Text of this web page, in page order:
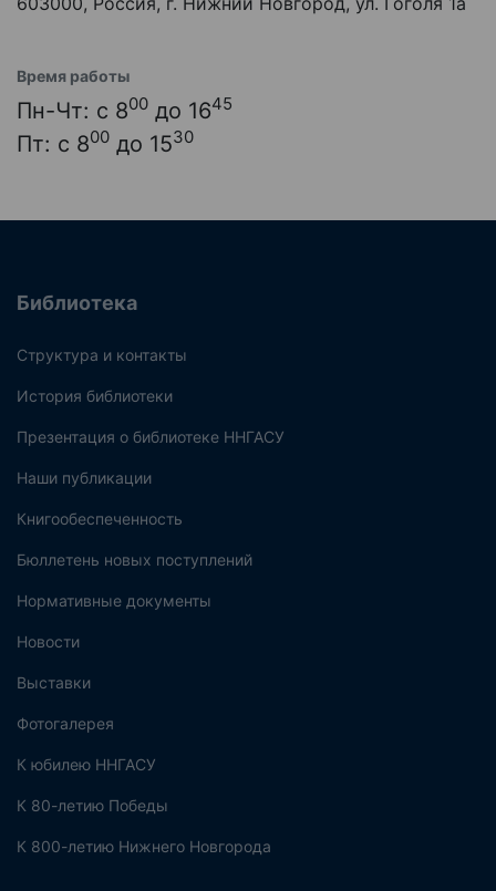
Время работы
Пн-Чт: с 800 до 1645
Пт: с 800 до 1530
Библиотека
Структура и контакты
История библиотеки
Презентация о библиотеке ННГАСУ
Наши публикации
Книгообеспеченность
Бюллетень новых поступлений
Нормативные документы
Новости
Выставки
Фотогалерея
К юбилею ННГАСУ
К 80-летию Победы
К 800-летию Нижнего Новгорода